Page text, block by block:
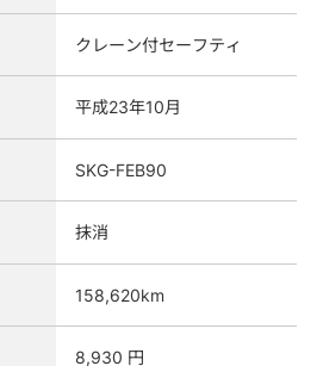
クレーン付セーフティ
平成23年10月
SKG-FEB90
抹消
158,620km
8,930 円